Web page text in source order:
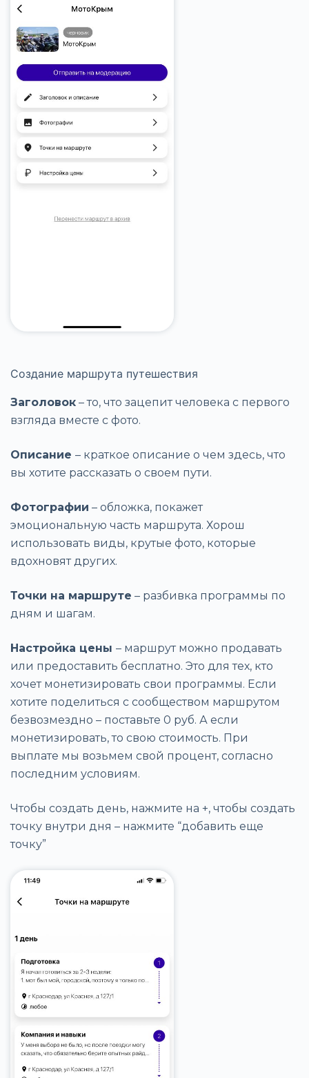
Создание маршрута путешествия
Заголовок – то, что зацепит человека с первого
взгляда вместе с фото.
Описание – краткое описание о чем здесь, что
вы хотите рассказать о своем пути.
Фотографии – обложка, покажет
эмоциональную часть маршрута. Хорош
использовать виды, крутые фото, которые
вдохновят других.
Точки на маршруте – разбивка программы по
дням и шагам.
Настройка цены – маршрут можно продавать
или предоставить бесплатно. Это для тех, кто
хочет монетизировать свои программы. Если
хотите поделиться с сообществом маршрутом
безвозмездно – поставьте 0 руб. А если
монетизировать, то свою стоимость. При
выплате мы возьмем свой процент, согласно
последним условиям.
Чтобы создать день, нажмите на +, чтобы создать
точку внутри дня – нажмите “добавить еще
точку”